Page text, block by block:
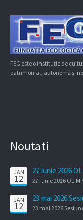
FEG este o institutie de
patrimonial, autonomă şi
Noutati
JAN
12
27 iunie 2026
27 iunie 2026
JAN
12
23 mai 2026
Cadrelor
23 mai 2026